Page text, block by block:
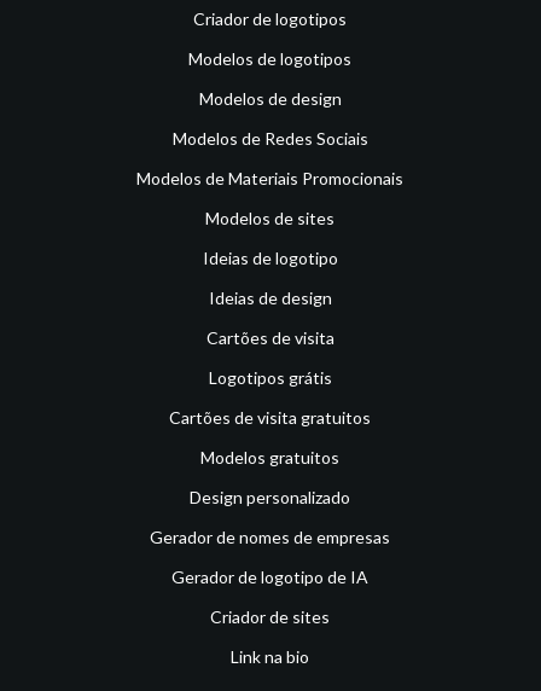
Criador de logotipos
Modelos de logotipos
Modelos de design
Modelos de Redes Sociais
Modelos de Materiais Promocionais
Modelos de sites
Ideias de logotipo
Ideias de design
Cartões de visita
Logotipos grátis
Cartões de visita gratuitos
Modelos gratuitos
Design personalizado
Gerador de nomes de empresas
Gerador de logotipo de IA
Criador de sites
Link na bio